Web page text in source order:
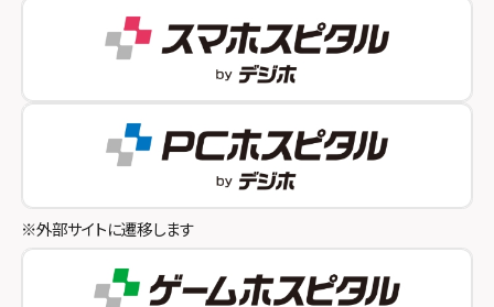
スマホスピタル 自由が丘
スマホスピタルオリナス錦糸町
スマホスピタル テルル成増
スマホスピタル池袋
スマホスピタル八王子
スマホスピタル町田
スマホスピタル by デジホ 姫路キャスパ
スマホスピタル伊丹
スマホスピタル奈良生駒
スマホスピタル和歌山
※外部サイトに遷移します